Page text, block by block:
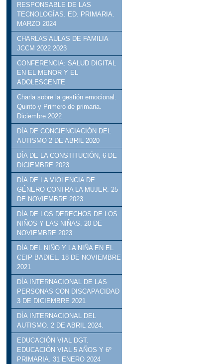
RESPONSABLE DE LAS
TECNOLOGÍAS. ED. PRIMARIA.
MARZO 2024
CHARLAS AULAS DE FAMILIA
JCCM 2022 2023
CONFERENCIA: SALUD DIGITAL
EN EL MENOR Y EL
ADOLESCENTE
Charla sobre la gestión emocional.
Quinto y Primero de primaria.
Diciembre 2022
DÍA DE CONCIENCIACIÓN DEL
AUTISMO 2 DE ABRIL 2020
DÍA DE LA CONSTITUCIÓN, 6 DE
DICIEMBRE 2023
DÍA DE LA VIOLENCIA DE
GÉNERO CONTRA LA MUJER. 25
DE NOVIEMBRE 2023.
DÍA DE LOS DERECHOS DE LOS
NIÑOS Y LAS NIÑAS. 20 DE
NOVIEMBRE 2023
DÍA DEL NIÑO Y LA NIÑA EN EL
CEIP BADIEL. 18 DE NOVIEMBRE
2021
DÍA INTERNACIONAL DE LAS
PERSONAS CON DISCAPACIDAD
3 DE DICIEMBRE 2021
DÍA INTERNACIONAL DEL
AUTISMO. 2 DE ABRIL 2024.
EDUCACIÓN VIAL DGT.
EDUCACIÓN VIAL 5 AÑOS Y 6º
PRIMARIA. 31 ENERO 2024